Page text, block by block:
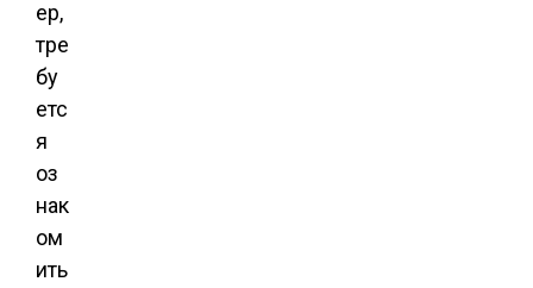
ер,
тре
бу
етс
я
оз
нак
ом
ить